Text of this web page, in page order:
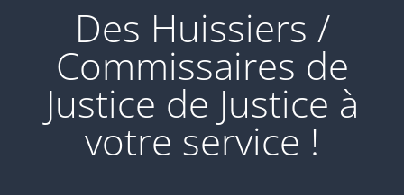
Des Huissiers /
Commissaires de
Justice de Justice à
votre service !